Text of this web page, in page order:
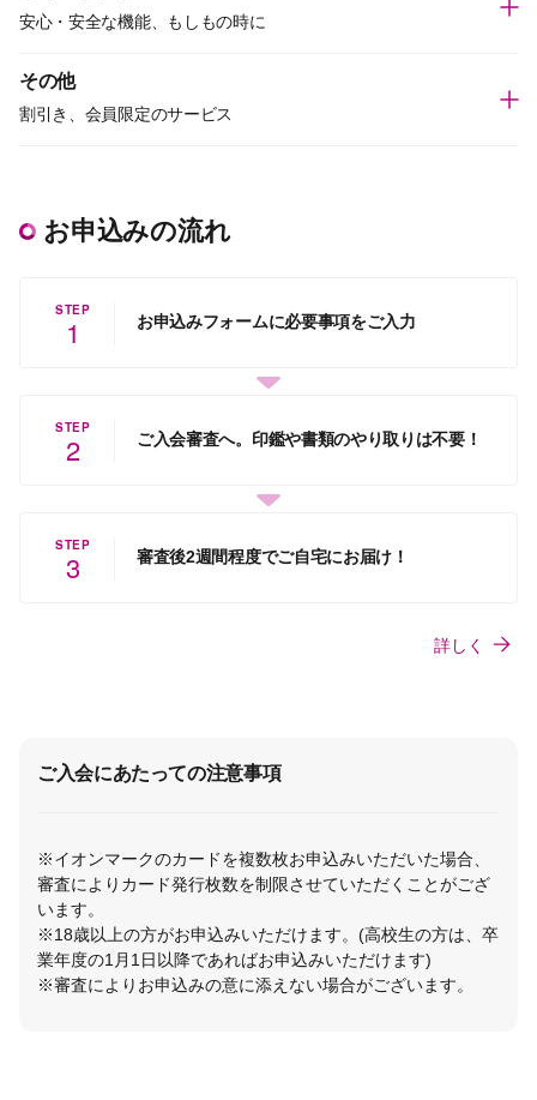
安心・安全な機能、もしもの時に
その他
割引き、会員限定のサービス
お申込みの流れ
STEP
1 お申込みフォームに必要事項をご入力
STEP
2 ご入会審査へ。印鑑や書類のやり取りは不要！
STEP
3 審査後2週間程度でご自宅にお届け！
詳しく
ご入会にあたっての注意事項
※イオンマークのカードを複数枚お申込みいただいた場合、
審査によりカード発行枚数を制限させていただくことがござ
います。
※18歳以上の方がお申込みいただけます。(高校生の方は、卒
業年度の1月1日以降であればお申込みいただけます)
※審査によりお申込みの意に添えない場合がございます。